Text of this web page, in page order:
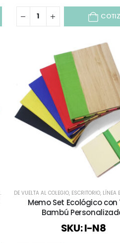
DE VUELTA AL COLEGIO, ESCRITORIO, LÍNEA
Memo Set Ecológico con
Bambú
SKU: I-N8